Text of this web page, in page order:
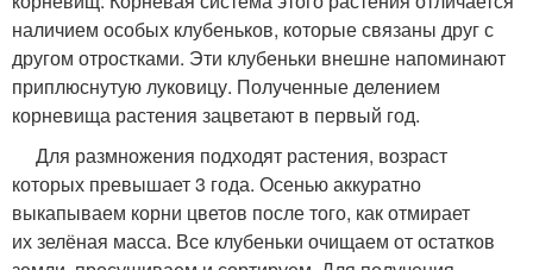
наличием особых клубеньков, которые связаны друг с
другом отростками. Эти клубеньки внешне напоминают
приплюснутую луковицу. Полученные делением
корневища растения зацветают в первый год.
Для размножения подходят растения, возраст
которых превышает 3 года. Осенью аккуратно
выкапываем корни цветов после того, как отмирает
их зелёная масса. Все клубеньки очищаем от остатков